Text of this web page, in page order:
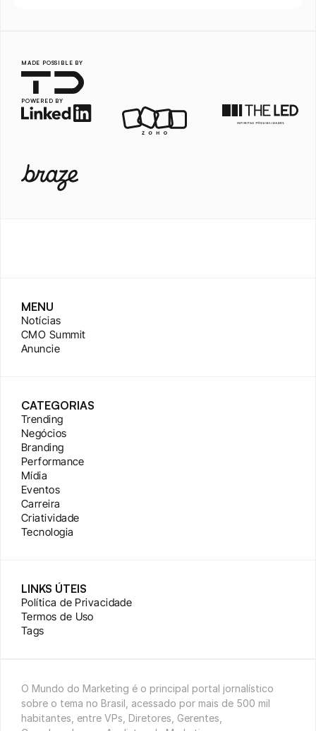
MADE POSSIBLE BY
POWERED BY
MENU
Notícias
CMO Summit
Anuncie
CATEGORIAS
Trending
Negócios
Branding
Performance
Mídia
Eventos
Carreira
Criatividade
Tecnologia
LINKS ÚTEIS
Política de Privacidade
Termos de Uso
Tags
O Mundo do Marketing é o principal portal jornalístico
sobre o tema no Brasil, acessado por mais de 500 mil
habitantes, entre VPs, Diretores, Gerentes,